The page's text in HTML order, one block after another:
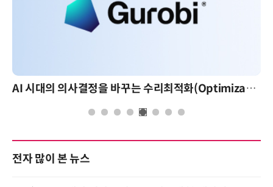
AI 시대의 의사결정을 바꾸는 수리최적화(Optimization): 실제 산업 적용 사례와 활용 전략
전자 많이 본 뉴스